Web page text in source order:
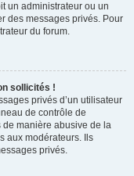
un administrateur ou un
des messages privés. Pour
du forum.
sollicités !
privés d’un utilisateur
de contrôle de
de manière abusive de la
aux modérateurs. Ils
privés.